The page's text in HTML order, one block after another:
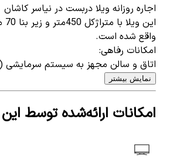
اجاره روزانه ویلا دربست در نیاسر کاشان
واقع شده است.
امکانات رفاهی:
اتاق و سالن مجهز به سیستم سرمایشی
نمایش بیشتر
امکانات ارائه‌شده توسط این